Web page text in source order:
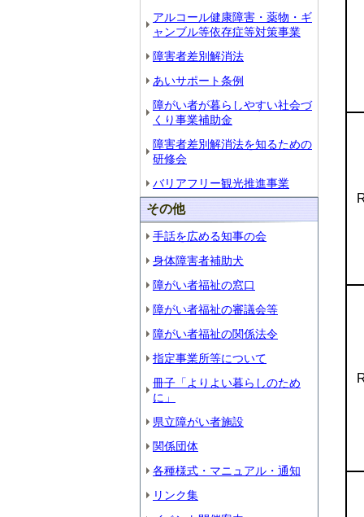
アルコール健康障害・薬物・ギ
ャンブル等依存症等対策事業
障害者差別解消法
あいサポート条例
障がい者が暮らしやすい社会づ
くり事業補助金
障害者差別解消法を知るための
研修会
バリアフリー観光推進事業
その他
手話を広める知事の会
身体障害者補助犬
障がい者福祉の窓口
障がい者福祉の審議会等
障がい者福祉の関係法令
指定事業所等について
冊子「よりよい暮らしのため
に」
県立障がい者施設
関係団体
各種様式・マニュアル・通知
リンク集